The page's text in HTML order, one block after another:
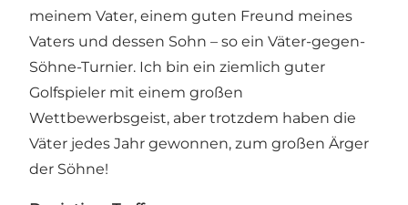
meinem Vater, einem guten Freund meines
Vaters und dessen Sohn – so ein Väter-gegen-
Söhne-Turnier. Ich bin ein ziemlich guter
Golfspieler mit einem großen
Wettbewerbsgeist, aber trotzdem haben die
Väter jedes Jahr gewonnen, zum großen Ärger
der Söhne!